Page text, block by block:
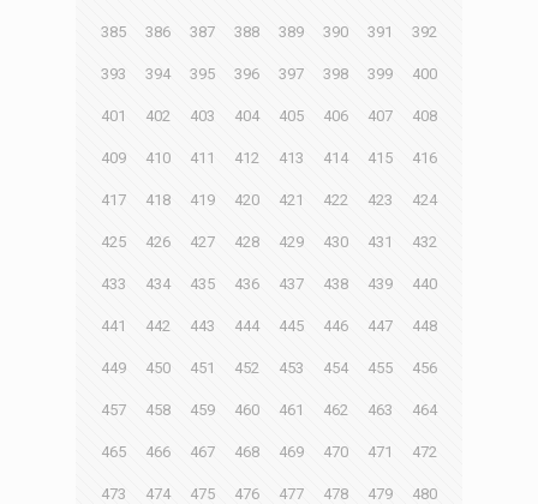
385 386 387 388 389 390 391 392
393 394 395 396 397 398 399 400
401 402 403 404 405 406 407 408
409 410 411 412 413 414 415 416
417 418 419 420 421 422 423 424
425 426 427 428 429 430 431 432
433 434 435 436 437 438 439 440
441 442 443 444 445 446 447 448
449 450 451 452 453 454 455 456
457 458 459 460 461 462 463 464
465 466 467 468 469 470 471 472
473 474 475 476 477 478 479 480